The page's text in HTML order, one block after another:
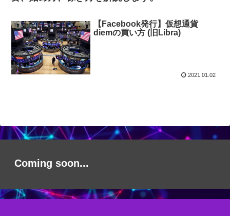
仮想通貨
【Facebook発行】仮想通貨
diemの買い方 (旧Libra)
2021.01.02
Coming soon...